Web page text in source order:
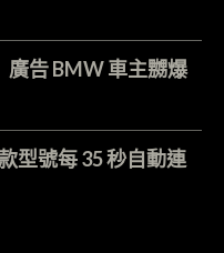
廣告 BMW 車主嬲爆
型號每 35 秒自動連